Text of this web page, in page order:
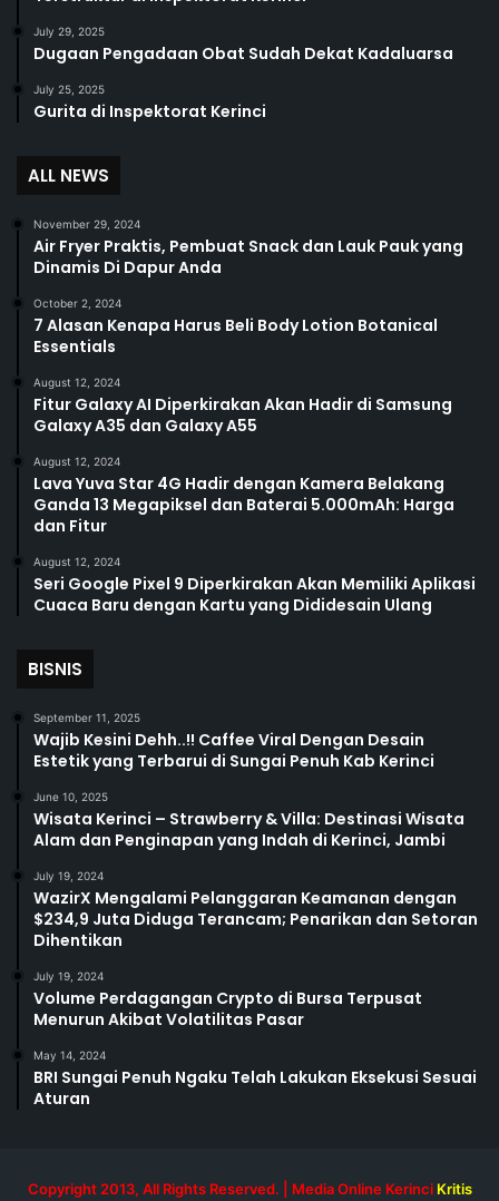
July 29, 2025
Dugaan Pengadaan Obat Sudah Dekat Kadaluarsa
July 25, 2025
Gurita di Inspektorat Kerinci
ALL NEWS
November 29, 2024
Air Fryer Praktis, Pembuat Snack dan Lauk Pauk yang
Dinamis Di Dapur Anda
October 2, 2024
7 Alasan Kenapa Harus Beli Body Lotion Botanical
Essentials
August 12, 2024
Fitur Galaxy AI Diperkirakan Akan Hadir di Samsung
Galaxy A35 dan Galaxy A55
August 12, 2024
Lava Yuva Star 4G Hadir dengan Kamera Belakang
Ganda 13 Megapiksel dan Baterai 5.000mAh: Harga
dan Fitur
August 12, 2024
Seri Google Pixel 9 Diperkirakan Akan Memiliki Aplikasi
Cuaca Baru dengan Kartu yang Dididesain Ulang
BISNIS
September 11, 2025
Wajib Kesini Dehh..!! Caffee Viral Dengan Desain
Estetik yang Terbarui di Sungai Penuh Kab Kerinci
June 10, 2025
Wisata Kerinci – Strawberry & Villa: Destinasi Wisata
Alam dan Penginapan yang Indah di Kerinci, Jambi
July 19, 2024
WazirX Mengalami Pelanggaran Keamanan dengan
$234,9 Juta Diduga Terancam; Penarikan dan Setoran
Dihentikan
July 19, 2024
Volume Perdagangan Crypto di Bursa Terpusat
Menurun Akibat Volatilitas Pasar
May 14, 2024
BRI Sungai Penuh Ngaku Telah Lakukan Eksekusi Sesuai
Aturan
Copyright 2013, All Rights Reserved. | Media Online Kerinci Kritis